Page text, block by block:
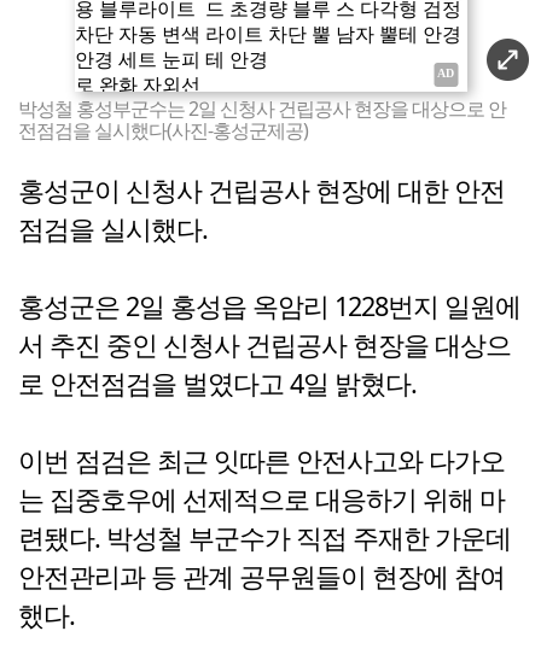
박성철 홍성부군수는 2일 신청사 건립공사 현장을 대상으로 안
전점검을 실시했다(사진-홍성군제공)
홍성군이 신청사 건립공사 현장에 대한 안전
점검을 실시했다.
홍성군은 2일 홍성읍 옥암리 1228번지 일원에
서 추진 중인 신청사 건립공사 현장을 대상으
로 안전점검을 벌였다고 4일 밝혔다.
이번 점검은 최근 잇따른 안전사고와 다가오
는 집중호우에 선제적으로 대응하기 위해 마
련됐다. 박성철 부군수가 직접 주재한 가운데
안전관리과 등 관계 공무원들이 현장에 참여
했다.